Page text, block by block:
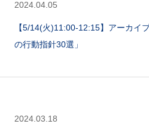
2024.04.05
【5/14(火)11:00-12:15】アーカイ
の行動指針30選」
2024.03.18